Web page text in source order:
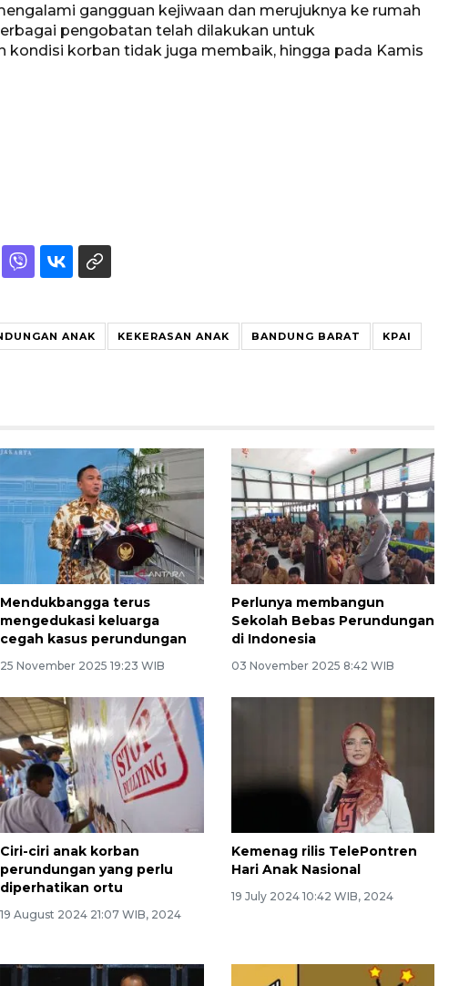
gangguan kejiwaan dan merujuknya ke rumah
pengobatan telah dilakukan untuk
kondisi korban tidak juga membaik, hingga pada Kamis
ANAK KEKERASAN ANAK BANDUNG BARAT KPAI
Mendukbangga terus
mengedukasi keluarga
cegah kasus perundungan
25 November 2025 19:23 WIB
Perlunya membangun
Sekolah Bebas Perundungan
di Indonesia
03 November 2025 8:42 WIB
Ciri-ciri anak korban
perundungan yang perlu
diperhatikan ortu
19 August 2024 21:07 WIB, 2024
Kemenag rilis TelePontren
Hari Anak Nasional
19 July 2024 10:42 WIB, 2024